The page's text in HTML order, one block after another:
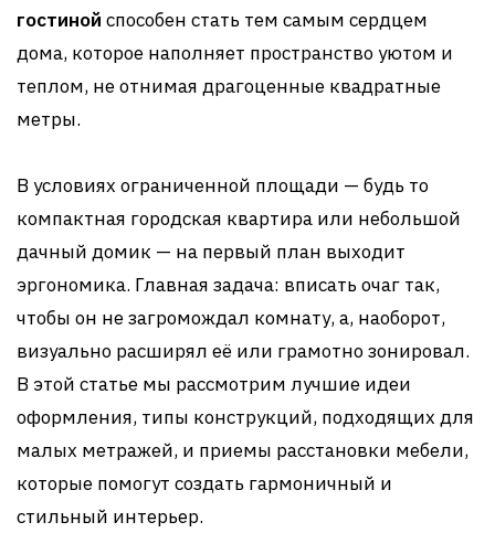
гостиной способен стать тем самым сердцем
дома, которое наполняет пространство уютом и
теплом, не отнимая драгоценные квадратные
метры.
В условиях ограниченной площади — будь то
компактная городская квартира или небольшой
дачный домик — на первый план выходит
эргономика. Главная задача: вписать очаг так,
чтобы он не загромождал комнату, а, наоборот,
визуально расширял её или грамотно зонировал.
В этой статье мы рассмотрим лучшие идеи
оформления, типы конструкций, подходящих для
малых метражей, и приемы расстановки мебели,
которые помогут создать гармоничный и
стильный интерьер.